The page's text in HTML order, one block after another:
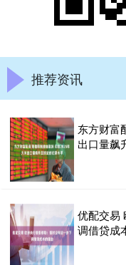
推荐资讯
东方财富
出口量飙
优配交易
调借贷成